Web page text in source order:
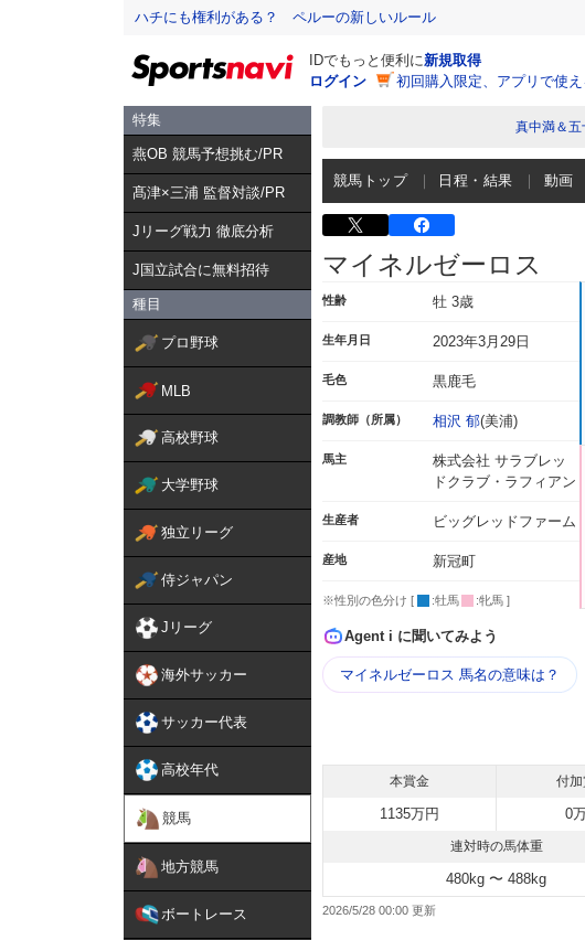
ハチにも権利がある？ ペルーの新しいルール
IDでもっと便利に新規取得
ログイン
初回購入限定、アプリで使
特集
燕OB 競馬予想挑む/PR
髙津×三浦 監督対談/PR
Jリーグ戦力 徹底分析
J国立試合に無料招待
種目
プロ野球
MLB
高校野球
大学野球
独立リーグ
侍ジャパン
Jリーグ
海外サッカー
サッカー代表
高校年代
競馬
地方競馬
ボートレース
真中満＆五
競馬トップ 日程・結果 動画
マイネルゼーロス
性齢 牡 3歳
生年月日 2023年3月29日
毛色 黒鹿毛
調教師（所属） 相沢 郁(美浦)
馬主
株式会社 サラブレッ
ドクラブ・ラフィアン
生産者 ビッグレッドファーム
産地 新冠町
※性別の色分け [ :牡馬 :牝馬 ]
Agent i に聞いてみよう
マイネルゼーロス 馬名の意味は？
本賞金 付
1135万円 0
連対時の馬体重
480kg 〜 488kg
2026/5/28 00:00